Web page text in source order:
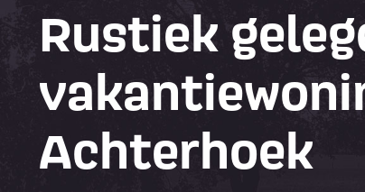
Rustiek
Achterhoek